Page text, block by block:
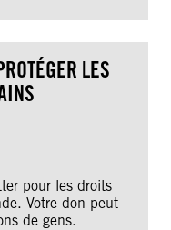
LES
pour les droits
Votre don peut
de gens.